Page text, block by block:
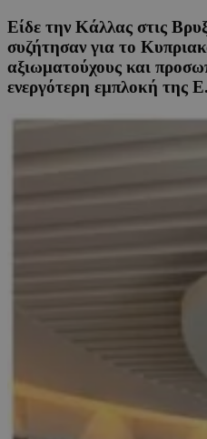
Είδε την Κάλλας στις
συζήτησαν για το
αξιωματούχους και
ενεργότερη εμπλοκή της